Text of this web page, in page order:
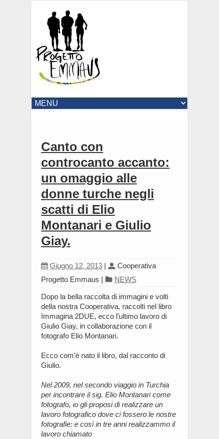
Canto con
controcanto accanto:
un omaggio alle
donne turche negli
scatti di Elio
Montanari e Giulio
Giay.
Giugno 12, 2013 |
Cooperativa
Progetto Emmaus | NEWS
Dopo la bella raccolta di immagini e volti
della nostra Cooperativa, raccolti nel libro
Immagina 2DUE, ecco l’ultimo lavoro di
Giulio Giay, in collaborazione con il
fotografo Elio Montanari.
Ecco com’è nato il libro, dal racconto di
Giulio.
Nel 2009, nel secondo viaggio in Turchia
per incontrare il sig. Elio Montanari come
fotografo, io gli proposi di realizzare un
lavoro fotografico dove ci fossero le nostre
fotografie: e così in tre anni realizzammo il
lavoro chiamato